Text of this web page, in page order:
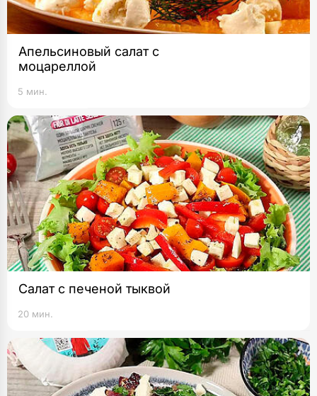
Апельсиновый салат с
моцареллой
5 мин.
Салат с печеной тыквой
20 мин.